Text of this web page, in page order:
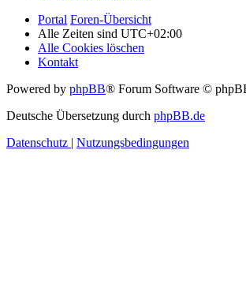
Portal Foren-Übersicht
Alle Zeiten sind UTC+02:00
Alle Cookies löschen
Kontakt
Powered by phpBB® Forum Software ©
Deutsche Übersetzung durch phpBB.de
Datenschutz | Nutzungsbedingungen